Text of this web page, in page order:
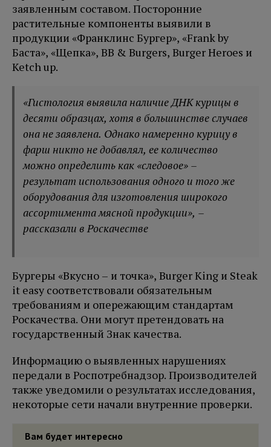
заявленным составом. Посторонние
растительные компоненты выявили в
продукции «Франклинс Бургер», «Frank by
Баста», «Щепка», BB & Burgers, Burger Heroes и
Ketch up.
«Гистология выявила наличие ДНК курицы в
десяти образцах, хотя в большинстве случаев
она не заявлена. Однако намеренно курицу в
фарш никто не добавлял, ее количество
можно определить как «следовое» –
результат использования одного и того же
оборудования для изготовления широкого
ассортимента мясной продукции», –
рассказали в Роскачестве
Бургеры «Вкусно – и точка», Burger King и Steak
it easy соответствовали обязательным
требованиям и опережающим стандартам
Роскачества. Они могут претендовать на
государственный Знак качества.
Информацию о выявленных нарушениях
передали в Роспотребнадзор. Производителей
также уведомили о результатах исследования,
некоторые сети начали внутренние проверки.
Вам будет интересно